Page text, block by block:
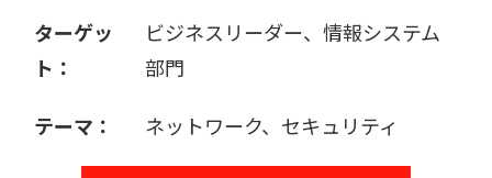
ターゲッ
ト：
ビジネスリーダー、情報システム
部門
テーマ： ネットワーク、セキュリティ